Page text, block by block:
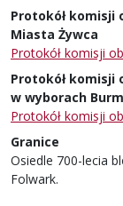
Protokół komisji
Miasta Żywca
Protokół komisji
Protokół komisji
w wyborach
Protokół komisji
Granice
Osiedle 700-lecia
Folwark.